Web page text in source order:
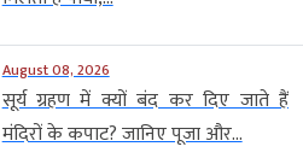
August 08, 2026
सूर्य ग्रहण में क्यों बंद कर दिए जाते हैं
मंदिरों के कपाट? जानिए पूजा और...